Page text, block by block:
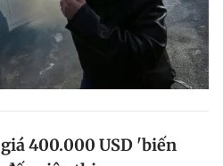
400.000 USD 'biến